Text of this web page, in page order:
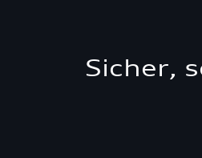
Sicher,